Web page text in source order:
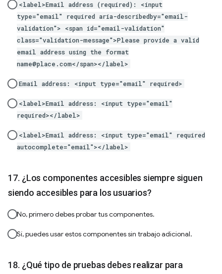
<label>Email address (required): <input
type="email" required aria-describedby="email-
validation"> <span id="email-validation"
class="validation-message">Please provide a valid
email address using the format
name@place.com</span></label>
Email address: <input type="email" required>
<label>Email address: <input type="email"
required></label>
<label>Email address: <input type="email" required
autocomplete="email"></label>
¿Los componentes accesibles siempre siguen
siendo accesibles para los usuarios?
No, primero debes probar tus componentes.
Sí, puedes usar estos componentes sin trabajo adicional.
¿Qué tipo de pruebas debes realizar para